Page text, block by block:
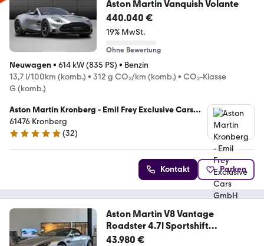
Aston Martin Vanquish Volante
440.040 €
19% MwSt.
Ohne Bewertung
Neuwagen• 614 kW (835 PS) • Benzin
13,7 l/100km (komb.) • 312 g CO₂/km (komb.) • CO₂-Klasse
G (komb.)
Aston Martin Kronberg - Emil Frey Exclusive Cars
GmbH
61476 Kronberg
5 Sterne
(32)
Kontakt Parken
Aston Martin V8 Vantage
Roadster 4.7l Sportshift
*Navi,Tempo.
43.980 €